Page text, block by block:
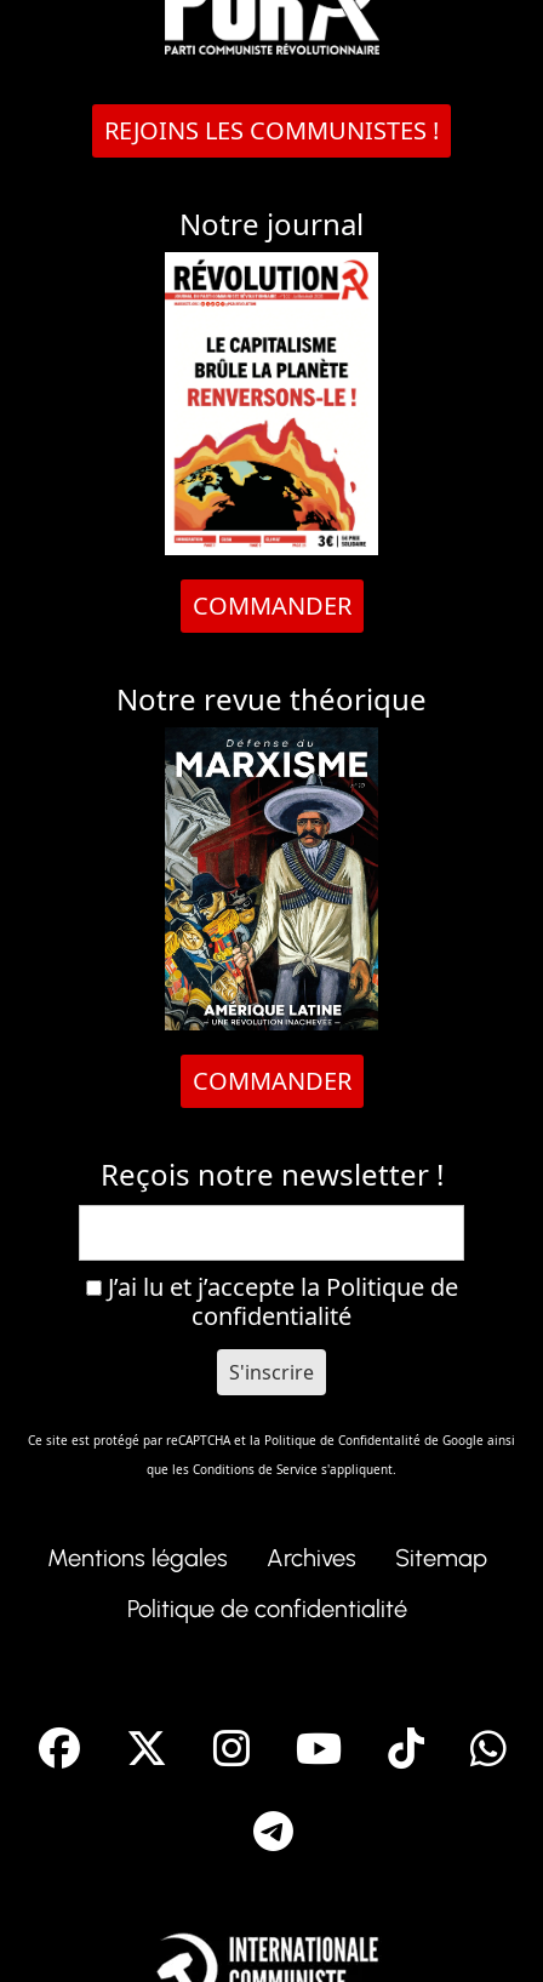
REJOINS LES COMMUNISTES !
Notre journal
COMMANDER
Notre revue théorique
COMMANDER
Reçois notre newsletter !
J’ai lu et j’accepte la Politique de
confidentialité
Ce site est protégé par reCAPTCHA et la Politique de Confidentalité de Google ainsi
que les Conditions de Service s'appliquent.
Mentions légales Archives
Sitemap
Politique de confidentialité
facebook Instagram
Youtube
Tik